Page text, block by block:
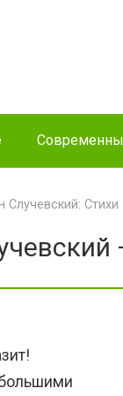
Случевский: Стихи